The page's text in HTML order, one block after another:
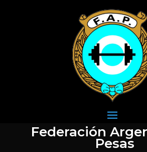
Federación
Pesas